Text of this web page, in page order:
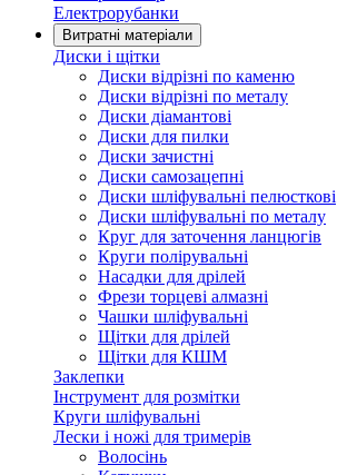
Електрорубанки
Витратні матеріали
Диски і щітки
Диски відрізні по каменю
Диски відрізні по металу
Диски діамантові
Диски для пилки
Диски зачистні
Диски самозацепні
Диски шліфувальні пелюсткові
Диски шліфувальні по металу
Круг для заточення ланцюгів
Круги полірувальні
Насадки для дрілей
Фрези торцеві алмазні
Чашки шліфувальні
Щітки для дрілей
Щітки для КШМ
Заклепки
Інструмент для розмітки
Круги шліфувальні
Лески і ножі для тримерів
Волосінь